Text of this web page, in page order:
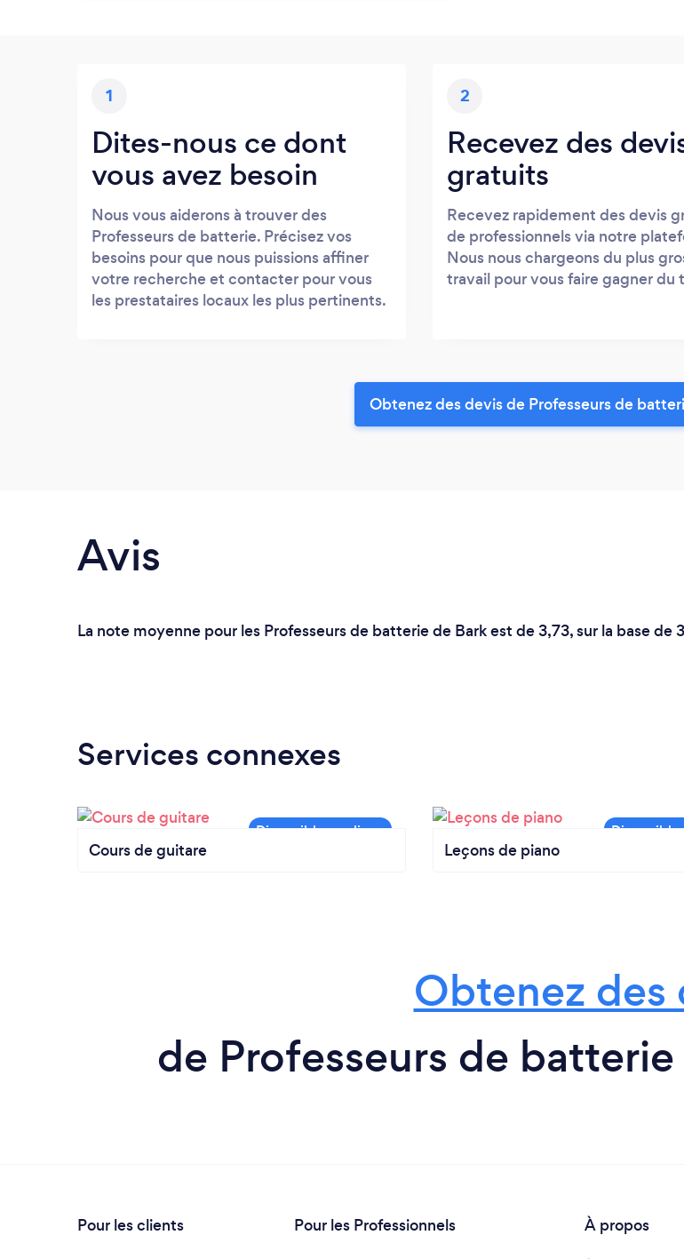
1
Dites-nous ce dont
vous avez besoin
Nous vous aiderons à trouver des
Professeurs de batterie. Précisez vos
besoins pour que nous puissions affiner
votre recherche et contacter pour vous
les prestataires locaux les plus pertinents.
2
Recevez des
gratuits
Recevez rapidement des devis
de professionnels via notre
Nous nous chargeons du plus
travail pour vous faire gagner du
Obtenez des devis de Professeurs de
Avis
La note moyenne pour les Professeurs de batterie de Bark est de 3,73, sur la base de
Services connexes
Cours de guitare Leçons de piano
Obtenez des
de Professeurs de
Pour les clients
Pour les Professionnels
À propos